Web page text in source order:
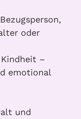
oder
–
emotional
und